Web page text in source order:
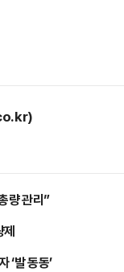
량 관리”
제
‘발 동동’